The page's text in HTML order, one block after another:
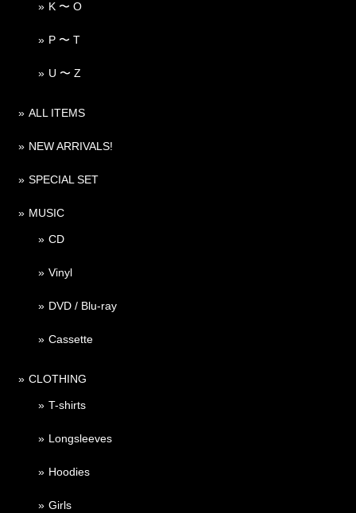
K 〜 O
P 〜 T
U 〜 Z
ALL ITEMS
NEW ARRIVALS!
SPECIAL SET
MUSIC
CD
Vinyl
DVD / Blu-ray
Cassette
CLOTHING
T-shirts
Longsleeves
Hoodies
Girls